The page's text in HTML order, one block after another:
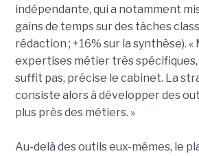
indépendante, qui a notamment
gains de temps sur des tâches
rédaction ; +16% sur la synthèse). «
expertises métier très spécifiques,
suffit pas, précise le cabinet. La
consiste alors à développer des
plus près des métiers. »
Au-delà des outils eux-mêmes, le